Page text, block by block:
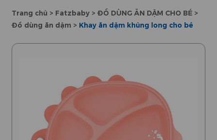
Trang chủ > Fatzbaby > ĐỒ DÙNG ĂN DẶM CHO BÉ >
Đồ dùng ăn dặm > Khay ăn dặm khủng long cho bé